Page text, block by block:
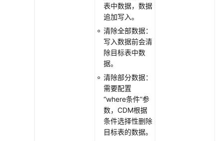
表中数据，数据
追加写入。
清除全部数据：
写入数据前会清
除目标表中数
据。
清除部分数据：
需要配置
“where条件”参
数，CDM根据
条件选择性删除
目标表的数据。